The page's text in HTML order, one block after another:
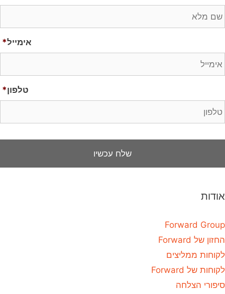
אימייל*
טלפון*
אודות
Forward Group
החזון של Forward
לקוחות ממליצים
לקוחות של Forward
סיפורי הצלחה